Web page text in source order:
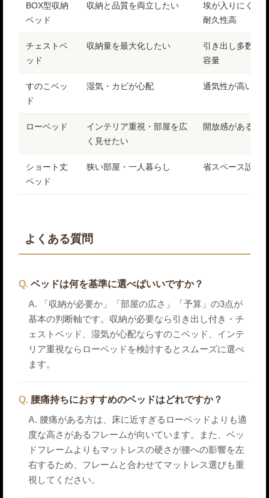
BOX型収納
ベッド
収納と品質を両立したい
埃が入りにくい
耐久性高
チェストベ
ッド
収納量を最大化したい
引き出し多数・
容量
すのこベッ
ド
湿気・カビが心配 通気性が高い
ローベッド
インテリア重視・部屋を広
く見せたい
開放感がある
ショート丈
ベッド
狭い部屋・一人暮らし 省スペース設計
よくある質問
ベッドは何を基準に選べばいいですか？
「収納が必要か」「部屋の広さ」「予算」の3点が
基本の判断軸です。収納が必要なら引き出し付き・チ
ェストベッド、湿気が心配ならすのこベッド、インテ
リア重視ならローベッドを検討するとスムーズに選べ
ます。
腰痛持ちにおすすめのベッドはどれですか？
腰痛がある方は、床に近すぎるローベッドよりも適
度な高さがあるフレームが向いています。また、ベッ
ドフレームよりもマットレスの硬さが腰への影響を左
右するため、フレームと合わせてマットレス選びも重
視してください。